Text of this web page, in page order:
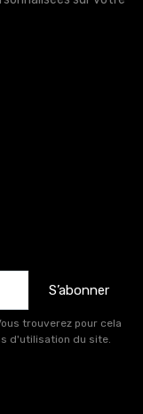
S’abonner
trouverez pour cela
d'utilisation du site.